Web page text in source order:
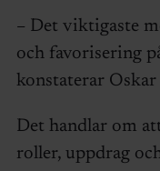
– Det viktigaste
och favorisering
konstaterar
Det handlar om
roller, uppdrag